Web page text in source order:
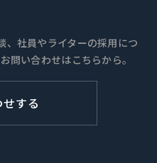
、社員やライターの採用につ
問い合わせはこちらから。
する